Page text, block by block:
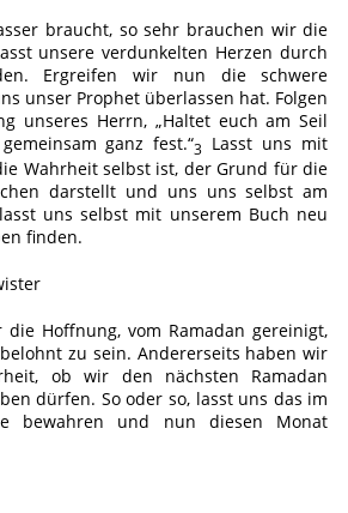
braucht, so sehr brauchen wir die
unsere verdunkelten Herzen durch
Ergreifen wir nun die schwere
unser Prophet überlassen hat. Folgen
unseres Herrn, „Haltet euch am Seil
ganz fest.“3 Lasst uns mit
Wahrheit selbst ist, der Grund für die
darstellt und uns uns selbst am
uns selbst mit unserem Buch neu
finden.
Hoffnung, vom Ramadan gereinigt,
zu sein. Andererseits haben wir
ob wir den nächsten Ramadan
dürfen. So oder so, lasst uns das im
bewahren und nun diesen Monat